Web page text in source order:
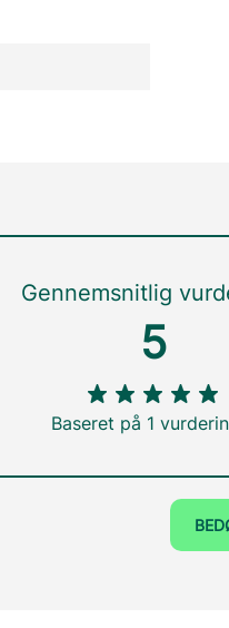
Gennemsnitlig
5
Baseret på 1